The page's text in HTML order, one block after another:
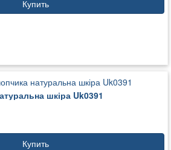
Купить
шкіра Uk0391
Купить